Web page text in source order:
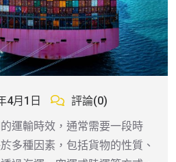
4月1日
評論(0)
運輸時效，通常需要一段時
多種因素，包括貨物的性質、